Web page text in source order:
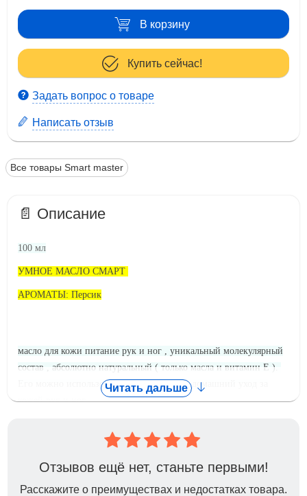
В корзину
Купить сейчас!
Задать вопрос о товаре
Написать отзыв
Все товары Smart master
📄 Описание
100 мл
УМНОЕ МАСЛО СМАРТ
АРОМАТЫ: Персик
масло для кожи питание рук и ног , уникальный молекулярный
состав , абсолютно натуральный ( только масла и витамин Е ).
Его можно использовать как салонный и домашний уход за
кожей рук и ног.
Мы его используем при смарт педикюре.
инструкция по применению:
Перед полировкой капля масла наносится на кожу стоп. И
Читать дальше
Отзывов ещё нет, станьте первыми!
Расскажите о преимуществах и недостатках товара.